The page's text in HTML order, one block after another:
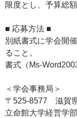
限度とし、予算総
■ 応募方法 ■
別紙書式に学会開
ること。
書式（Ms-
＜学会事務局＞
〒525-8577 滋賀
立命館大学経営学部